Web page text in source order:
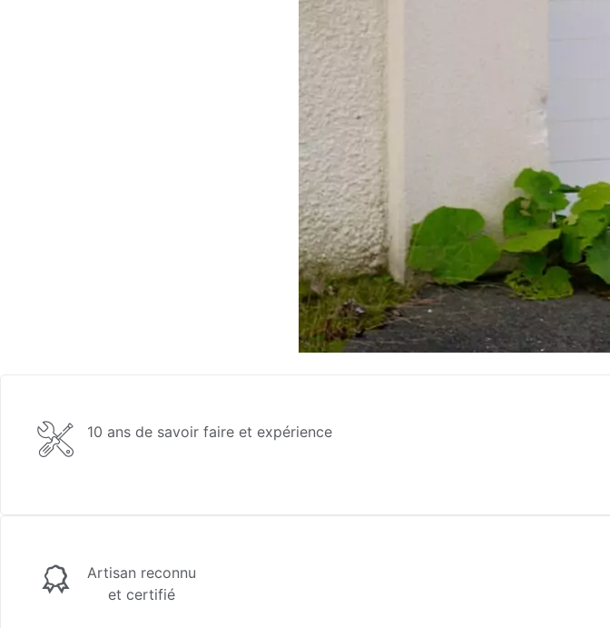
10 ans de savoir faire et expérience
Artisan reconnu
et certifié